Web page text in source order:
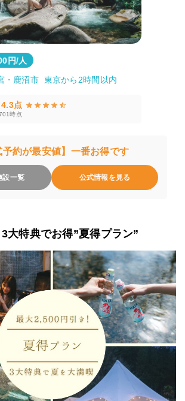
円/人
・鹿沼市 東京から2時間以内
4.3点
時点
予約が最安値】一番お得です
設一覧 公式情報を見る
大特典でお得”夏得プラン”